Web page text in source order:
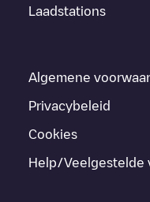
Laadstations
Algemene
Privacybeleid
Cookies
Help/Veelgestelde